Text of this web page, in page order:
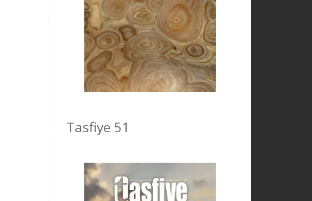
Tasfiye 51